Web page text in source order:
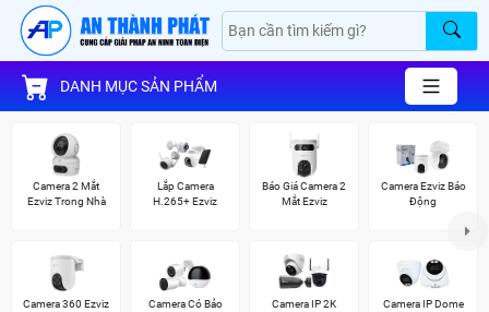
DANH MỤC SẢN PHẨM
Camera 2 Mắt
Ezviz Trong Nhà
Lắp Camera
H.265+ Ezviz
Báo Giá Camera 2
Mắt Ezviz
Camera Ezviz Báo
Động
Camera 360 Ezviz
Camera Có Bảo
Camera IP 2K
Camera IP Dome